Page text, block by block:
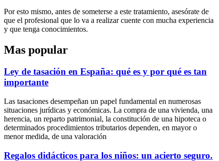
Por esto mismo, antes de someterse a este tratamiento, asesórate de
que el profesional que lo va a realizar cuente con mucha experiencia
y que tenga conocimientos.
Mas popular
Ley de tasación en España: qué es y por qué es tan
importante
Las tasaciones desempeñan un papel fundamental en numerosas
situaciones jurídicas y económicas. La compra de una vivienda, una
herencia, un reparto patrimonial, la constitución de una hipoteca o
determinados procedimientos tributarios dependen, en mayor o
menor medida, de una valoración
Regalos didácticos para los niños: un acierto seguro.